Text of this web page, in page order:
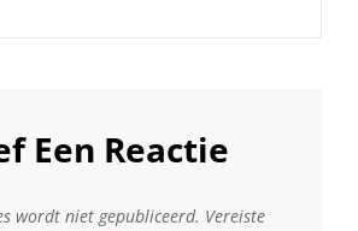
Een Reactie
wordt niet gepubliceerd. Vereiste